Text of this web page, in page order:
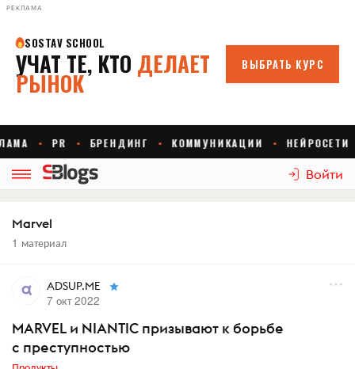
РЕКЛАМА
Войти
Marvel
1 материал
ADSUP.ME
7 окт 2022
MARVEL и NIANTIC призывают к борьбе
с преступностью